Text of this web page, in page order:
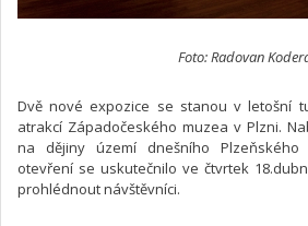
Foto: Radovan
Dvě nové expozice se stanou v letošní
atrakcí Západočeského muzea v Plzni.
na dějiny území dnešního Plzeňského
otevření se uskutečnilo ve čtvrtek
prohlédnout návštěvníci.